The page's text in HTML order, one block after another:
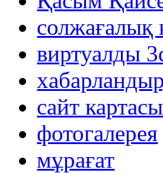
солжағалық
виртуалды
сайт картасы
фотогалерея
мұрағат